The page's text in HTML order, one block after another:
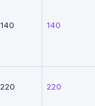
140 140
220 220